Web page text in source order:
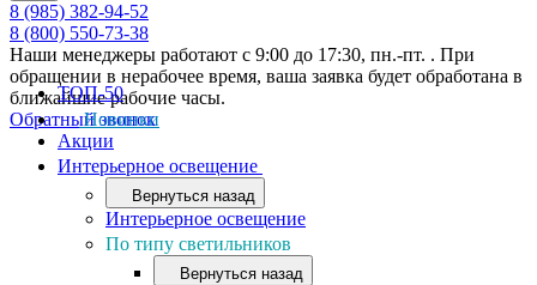
8 (985) 382-94-52
8 (800) 550-73-38
Наши менеджеры работают с 9:00 до 17:30, пн.-пт. . При
обращении в нерабочее время, ваша заявка будет обработана в
ближайшие рабочие часы.
Обратный звонок
ТОП-50
Новинки
Акции
Интерьерное освещение
Вернуться назад
Интерьерное освещение
По типу светильников
Вернуться назад